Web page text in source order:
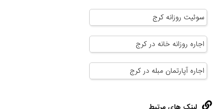
سوئیت روزانه کرج
اجاره روزانه خانه در کرج
اجاره آپارتمان مبله در کرج